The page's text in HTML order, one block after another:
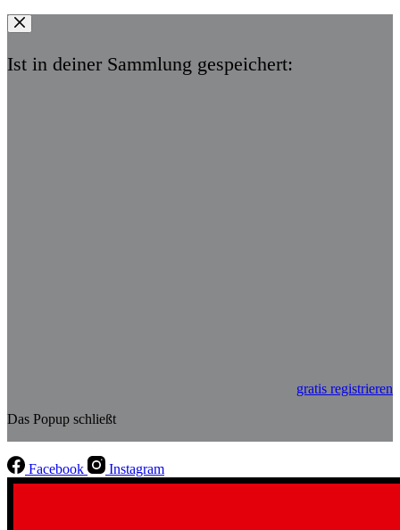
Ist in deiner Sammlung gespeichert:
gratis registrieren
Das Popup schließt
Facebook Instagram